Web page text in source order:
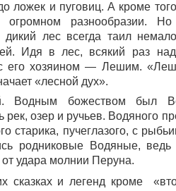
ложек и пуговиц. А кроме
разнообразии.
дикий лес всегда таил
Идя в лес, всякий
раз
его хозяином — Лешим.
«лесной дух».
. Водным божеством был
рек, озер и ручьев. Водяного
старика, пучеглазого, с
родниковые Водяные,
от удара молнии Перуна.
сказках и легенд кроме